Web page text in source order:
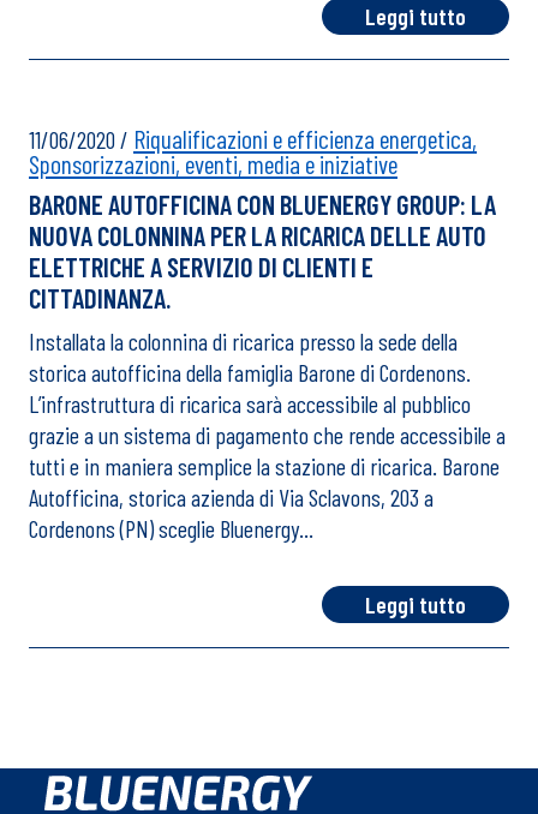
Leggi tutto
11/06/2020/ Riqualificazioni e efficienza energetica,
Sponsorizzazioni, eventi, media e iniziative
BARONE AUTOFFICINA CON BLUENERGY GROUP: LA
NUOVA COLONNINA PER LA RICARICA DELLE AUTO
ELETTRICHE A SERVIZIO DI CLIENTI E
CITTADINANZA.
Installata la colonnina di ricarica presso la sede della
storica autofficina della famiglia Barone di Cordenons.
L’infrastruttura di ricarica sarà accessibile al pubblico
grazie a un sistema di pagamento che rende accessibile a
tutti e in maniera semplice la stazione di ricarica. Barone
Autofficina, storica azienda di Via Sclavons, 203 a
Cordenons (PN) sceglie Bluenergy…
Leggi tutto